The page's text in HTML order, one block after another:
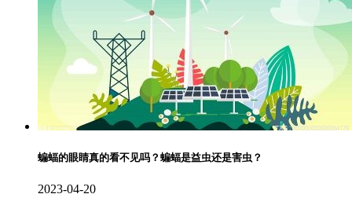
蝙蝠的眼睛真的看不见吗？蝙蝠是益虫还是害虫？
2023-04-20